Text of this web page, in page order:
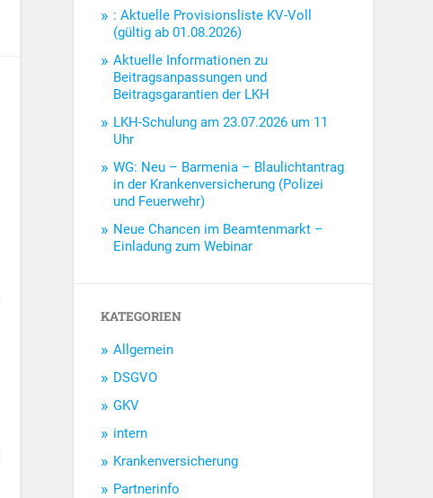
: Aktuelle Provisionsliste KV-Voll
(gültig ab 01.08.2026)
Aktuelle Informationen zu
Beitragsanpassungen und
Beitragsgarantien der LKH
LKH-Schulung am 23.07.2026 um 11
Uhr
WG: Neu – Barmenia – Blaulichtantrag
in der Krankenversicherung (Polizei
und Feuerwehr)
Neue Chancen im Beamtenmarkt –
Einladung zum Webinar
KATEGORIEN
Allgemein
DSGVO
GKV
intern
Krankenversicherung
Partnerinfo